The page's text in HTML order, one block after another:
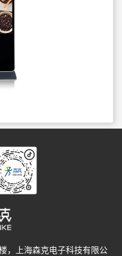
，上海森克电子科技有限公